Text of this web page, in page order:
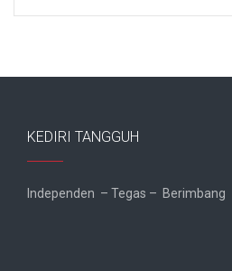
KEDIRI TANGGUH
Independen – Tegas – Berimbang